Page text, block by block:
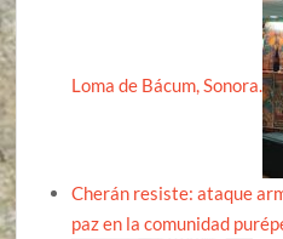
Loma de Bácum, Sonora.
Cherán resiste: ataque
paz en la comunidad